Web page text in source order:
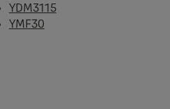
YDM3115
YMF30